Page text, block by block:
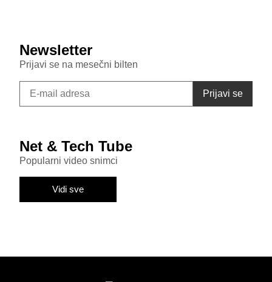
Newsletter
Prijavi se na mesečni bilten
Net & Tech Tube
Popularni video snimci
Vidi sve